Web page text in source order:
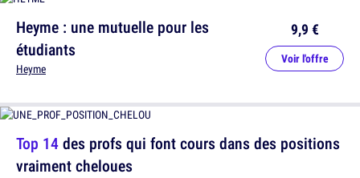
Top 14des profs qui font cours dans des positions
vraiment cheloues
Heyme : une mutuelle pour les
étudiants
Heyme
9,9 €
Voir l'offre